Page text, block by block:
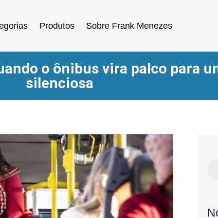
Produtos Sobre Frank Menezes
o ônibus vira palco para
silenciosa